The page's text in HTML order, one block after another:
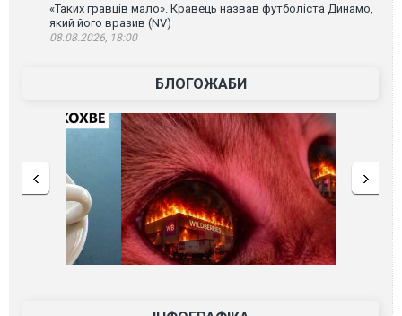
«Таких гравців мало». Кравець назвав футболіста Динамо,
який його вразив (NV)
08.08.2026, 18:00
БЛОГОЖАБИ